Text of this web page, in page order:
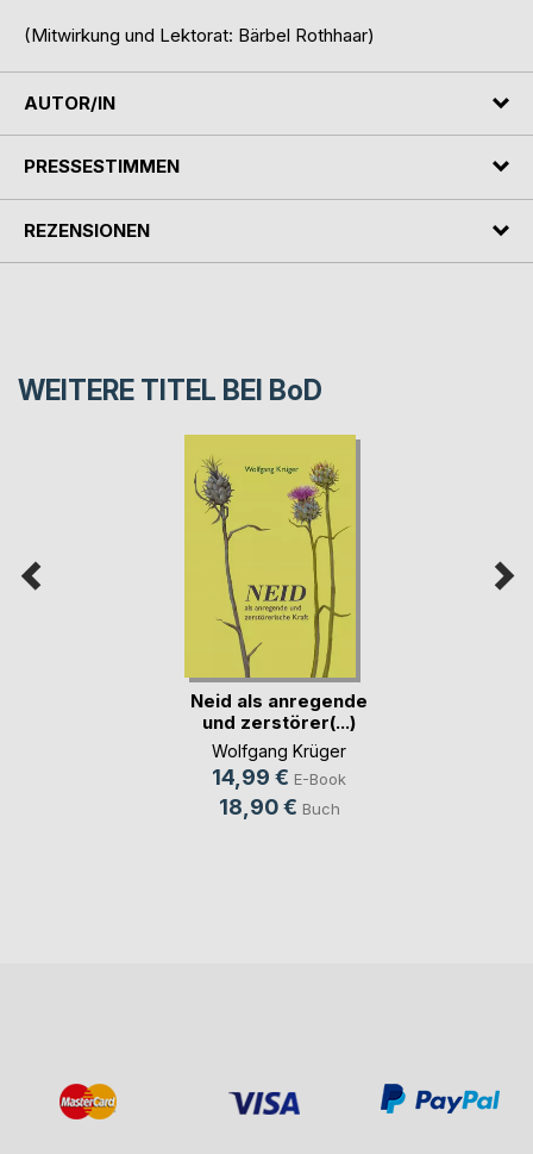
(Mitwirkung und Lektorat: Bärbel Rothhaar)
AUTOR/IN
PRESSESTIMMEN
REZENSIONEN
WEITERE TITEL BEI BoD
Neid als anregende
und zerstörer(...)
Wolfgang Krüger
14,99 € E-Book
18,90 € Buch